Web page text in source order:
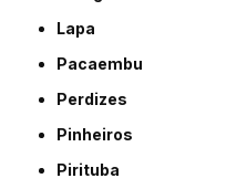
Lapa
Pacaembu
Perdizes
Pinheiros
Pirituba